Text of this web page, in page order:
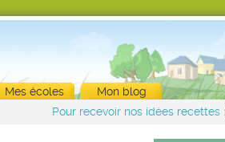
Mes écoles
Mon blog
Pour recevoir nos idées recettes :